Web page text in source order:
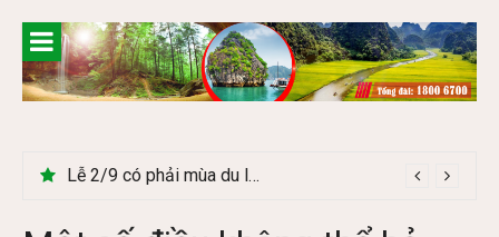
content
Lễ 2/9 có phải mùa du lịch Hà Giang đẹp không?